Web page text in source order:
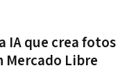
IA que crea fotos
Mercado Libre